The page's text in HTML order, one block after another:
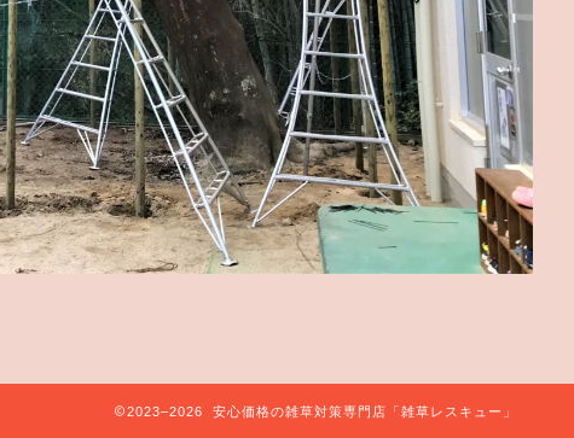
2023–2026 安心価格の雑草対策専門店「雑草レスキュー」